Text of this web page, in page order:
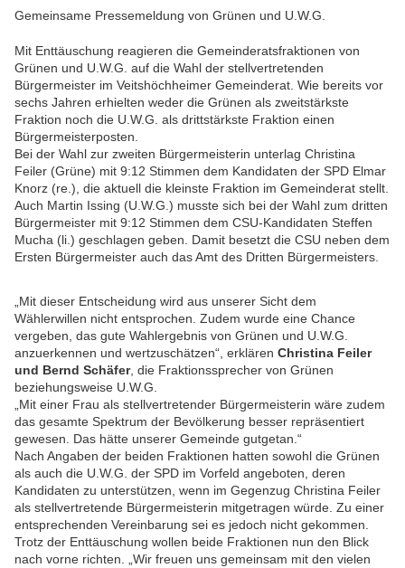
Gemeinsame Pressemeldung von Grünen und U.W.G.
Mit Enttäuschung reagieren die Gemeinderatsfraktionen von
Grünen und U.W.G. auf die Wahl der stellvertretenden
Bürgermeister im Veitshöchheimer Gemeinderat. Wie bereits vor
sechs Jahren erhielten weder die Grünen als zweitstärkste
Fraktion noch die U.W.G. als drittstärkste Fraktion einen
Bürgermeisterposten.
Bei der Wahl zur zweiten Bürgermeisterin unterlag Christina
Feiler (Grüne) mit 9:12 Stimmen dem Kandidaten der SPD Elmar
Knorz (re.), die aktuell die kleinste Fraktion im Gemeinderat stellt.
Auch Martin Issing (U.W.G.) musste sich bei der Wahl zum dritten
Bürgermeister mit 9:12 Stimmen dem CSU-Kandidaten Steffen
Mucha (li.) geschlagen geben. Damit besetzt die CSU neben dem
Ersten Bürgermeister auch das Amt des Dritten Bürgermeisters.
„Mit dieser Entscheidung wird aus unserer Sicht dem
Wählerwillen nicht entsprochen. Zudem wurde eine Chance
vergeben, das gute Wahlergebnis von Grünen und U.W.G.
anzuerkennen und wertzuschätzen“, erklären Christina Feiler
und Bernd Schäfer, die Fraktionssprecher von Grünen
beziehungsweise U.W.G.
„Mit einer Frau als stellvertretender Bürgermeisterin wäre zudem
das gesamte Spektrum der Bevölkerung besser repräsentiert
gewesen. Das hätte unserer Gemeinde gutgetan.“
Nach Angaben der beiden Fraktionen hatten sowohl die Grünen
als auch die U.W.G. der SPD im Vorfeld angeboten, deren
Kandidaten zu unterstützen, wenn im Gegenzug Christina Feiler
als stellvertretende Bürgermeisterin mitgetragen würde. Zu einer
entsprechenden Vereinbarung sei es jedoch nicht gekommen.
Trotz der Enttäuschung wollen beide Fraktionen nun den Blick
nach vorne richten. „Wir freuen uns gemeinsam mit den vielen